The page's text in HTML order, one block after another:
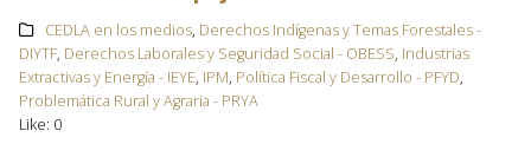
CEDLA en los medios, Derechos Indígenas y Temas Forestales -
DIYTF, Derechos Laborales y Seguridad Social - OBESS, Industrias
Extractivas y Energía - IEYE, IPM, Política Fiscal y Desarrollo - PFYD,
Problemática Rural y Agraria - PRYA
Like: 0